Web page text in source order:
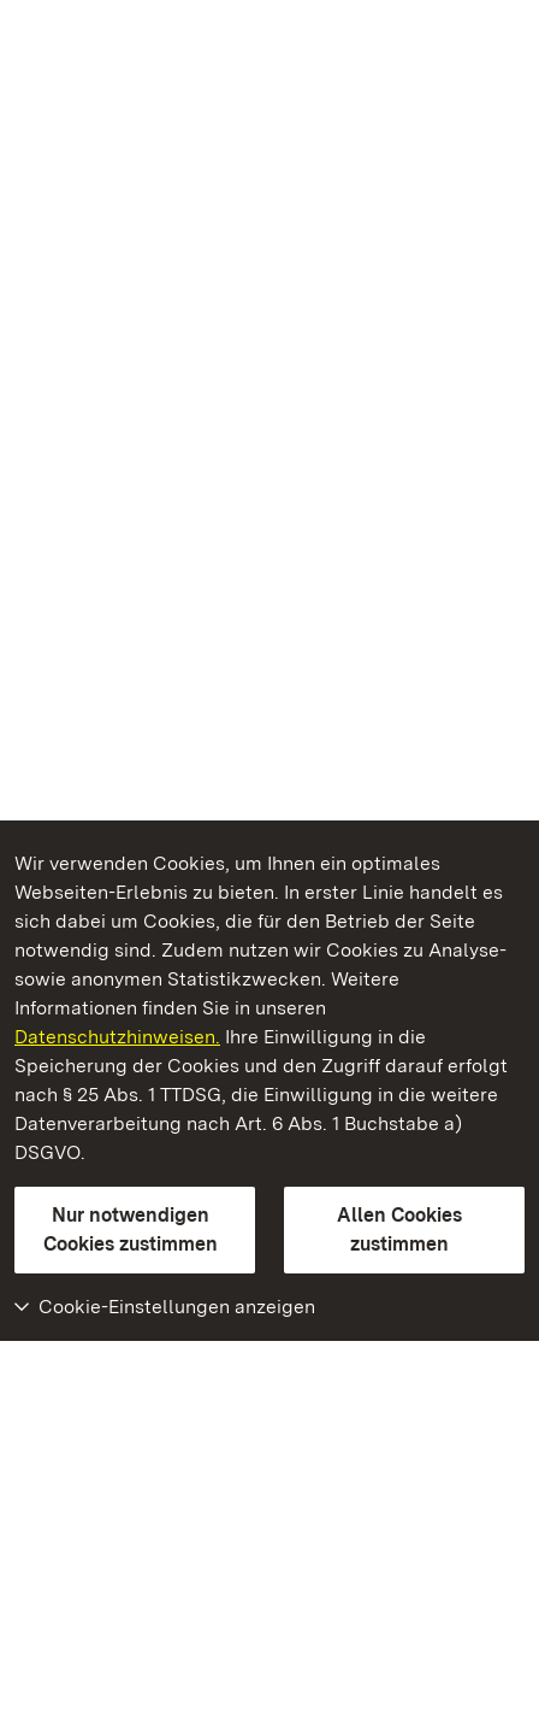
Wir verwenden Cookies, um Ihnen ein optimales
Webseiten-Erlebnis zu bieten. In erster Linie handelt es
sich dabei um Cookies, die für den Betrieb der Seite
notwendig sind. Zudem nutzen wir Cookies zu Analyse-
sowie anonymen Statistikzwecken. Weitere
Informationen finden Sie in unseren
Datenschutzhinweisen. Ihre Einwilligung in die
Speicherung der Cookies und den Zugriff darauf erfolgt
nach § 25 Abs. 1 TTDSG, die Einwilligung in die weitere
Datenverarbeitung nach Art. 6 Abs. 1 Buchstabe a)
DSGVO.
Nur notwendigen
Cookies zustimmen
Allen Cookies
zustimmen
Cookie-Einstellungen anzeigen
Kommen. Staunen. Genießen.
Staatliche Schlösser und Gärten Baden‑Württemberg
Staatliche Schlösser und Gärten Baden-Württemberg
Kontakt
GebärdenspracheLeichte Sprache
Erklärung zur Barrierefreiheit
BITV-konform (geprüfte Seiten)
Weiteres